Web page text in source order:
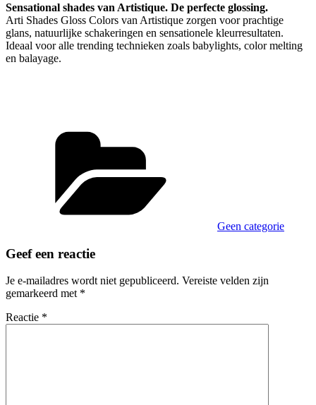
Sensational shades van Artistique. De perfecte glossing.
Arti Shades Gloss Colors van Artistique zorgen voor prachtige
glans, natuurlijke schakeringen en sensationele kleurresultaten.
Ideaal voor alle trending technieken zoals babylights, color melting
en balayage.
Geen categorie
Geef een reactie
Je e-mailadres wordt niet gepubliceerd. Vereiste velden zijn
gemarkeerd met *
Reactie *